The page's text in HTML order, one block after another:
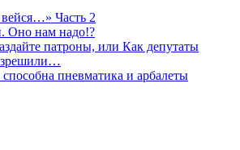
Часть 2
Оно нам надо!?
патроны, или Как депутаты
пневматика и арбалеты